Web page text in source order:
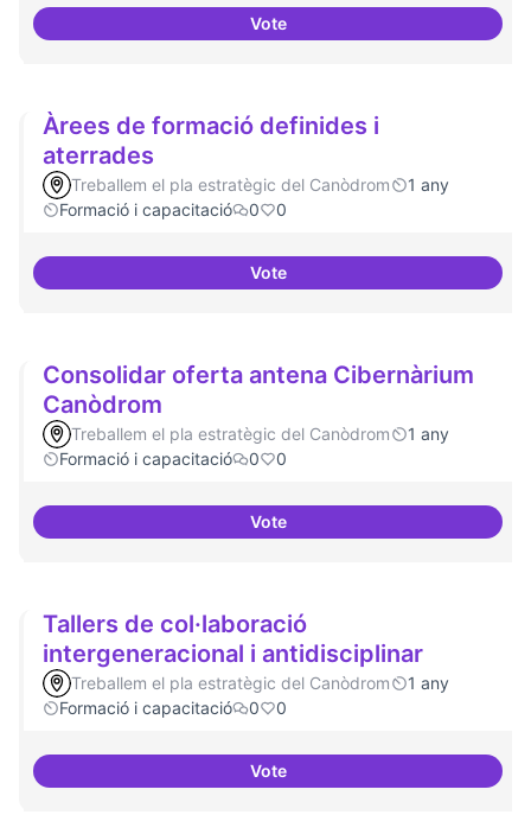
VoteMemòria HIstòrica
Àrees de formació definides i
aterrades
Treballem el pla estratègic del Canòdrom
1 any
Formació i capacitació
0 0
VoteÀrees de formació definides i
Consolidar oferta antena Cibernàrium
Canòdrom
Treballem el pla estratègic del Canòdrom
1 any
Formació i capacitació
0 0
VoteConsolidar oferta antena
Tallers de col·laboració
intergeneracional i antidisciplinar
Treballem el pla estratègic del Canòdrom
1 any
Formació i capacitació
0 0
VoteTallers de col·laboració